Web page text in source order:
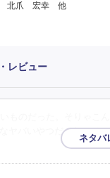
北爪 宏幸 他
レビュー
ヤバいやつだったっけ。